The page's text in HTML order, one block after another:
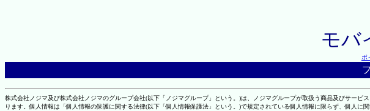
モバ
ポ
株式会社ノジマ及び株式会社ノジマのグループ会社(以下「ノジマグループ」という。)は、ノジマグループが取扱う商品及びサー
ります。個人情報は「個人情報の保護に関する法律(以下「個人情報保護法」という。)で規定されている個人情報に限らず、個人